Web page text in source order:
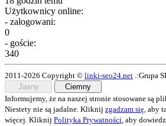
Użytkownicy online:
- zalogowani:
0
- goście:
340
2011-2026 Copyright © linki-seo24.net .:Grupa
Jasny
Ciemny
Informujemy, że na naszej stronie stosowane są
Niestety nie są jadalne. Kliknij zgadzam się , aby
więcej. Kliknij Polityka Prywatności , aby